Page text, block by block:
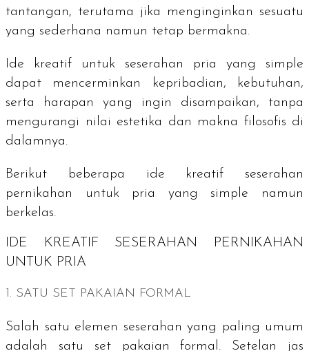
tantangan, terutama jika menginginkan sesuatu
yang sederhana namun tetap bermakna.
Ide kreatif untuk seserahan pria yang simple
dapat mencerminkan kepribadian, kebutuhan,
serta harapan yang ingin disampaikan, tanpa
mengurangi nilai estetika dan makna filosofis di
dalamnya.
Berikut beberapa ide kreatif seserahan
pernikahan untuk pria yang simple namun
berkelas.
IDE KREATIF SESERAHAN PERNIKAHAN
UNTUK PRIA
1. SATU SET PAKAIAN FORMAL
Salah satu elemen seserahan yang paling umum
adalah satu set pakaian formal. Setelan jas